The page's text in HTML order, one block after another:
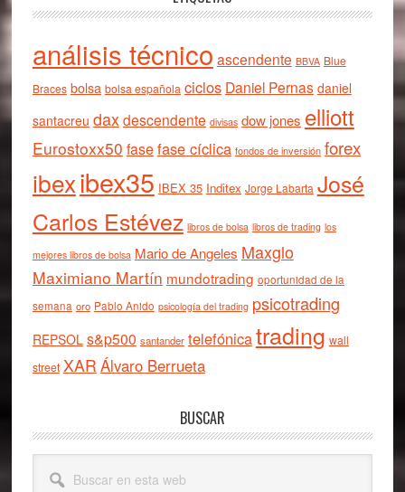
análisis técnico ascendente BBVA Blue
Braces bolsa bolsa española ciclos Daniel Pernas daniel
santacreu daxdescendente divisas dow jones elliott
Eurostoxx50 fasefase cíclica fondos de inversión forex
ibexibex35 IBEX 35 Inditex Jorge Labarta José
Carlos Estévez libros de bolsa libros de trading los
mejores libros de bolsa Mario de Angeles Maxglo
Maximiano Martín mundotrading oportunidad de la
semana oro Pablo Anido psicología del trading psicotrading
REPSOL s&p500 santander telefónicatrading wall
street XAR Álvaro Berrueta
BUSCAR